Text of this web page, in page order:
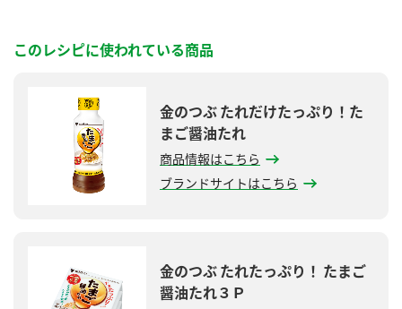
このレシピに使われている商品
金のつぶ たれだけたっぷり！た
まご醤油たれ
商品情報はこちら
ブランドサイトはこちら
金のつぶ たれたっぷり！ たまご
醤油たれ３Ｐ